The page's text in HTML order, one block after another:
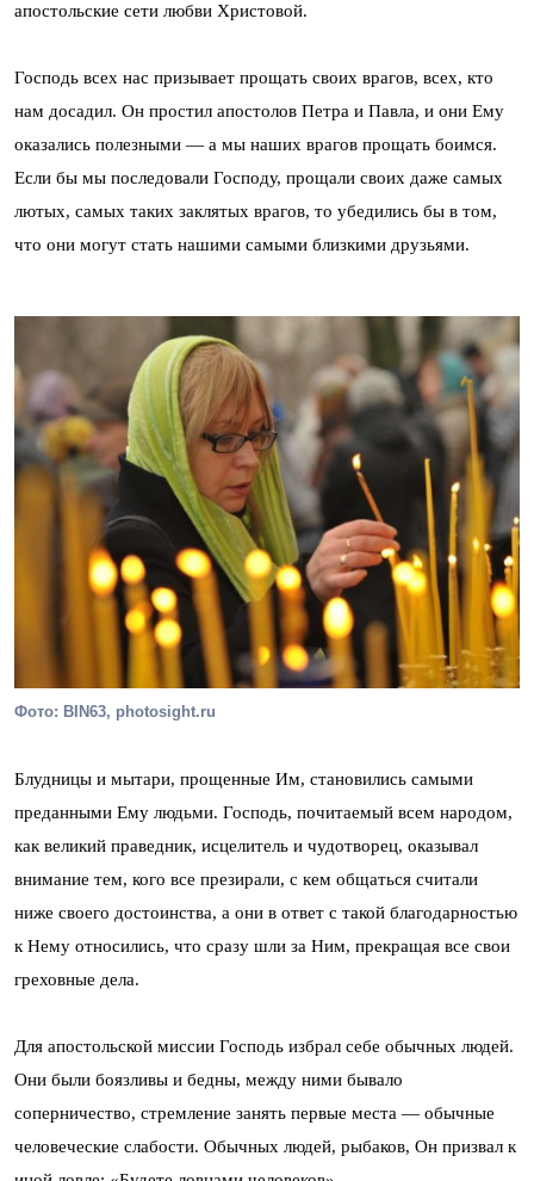
апостольские сети любви Христовой.
Господь всех нас призывает прощать своих врагов, всех, кто
нам досадил. Он простил апостолов Петра и Павла, и они Ему
оказались полезными — а мы наших врагов прощать боимся.
Если бы мы последовали Господу, прощали своих даже самых
лютых, самых таких заклятых врагов, то убедились бы в том,
что они могут стать нашими самыми близкими друзьями.
Фото: BIN63, photosight.ru
Блудницы и мытари, прощенные Им, становились самыми
преданными Ему людьми. Господь, почитаемый всем народом,
как великий праведник, исцелитель и чудотворец, оказывал
внимание тем, кого все презирали, с кем общаться считали
ниже своего достоинства, а они в ответ с такой благодарностью
к Нему относились, что сразу шли за Ним, прекращая все свои
греховные дела.
Для апостольской миссии Господь избрал себе обычных людей.
Они были боязливы и бедны, между ними бывало
соперничество, стремление занять первые места — обычные
человеческие слабости. Обычных людей, рыбаков, Он призвал к